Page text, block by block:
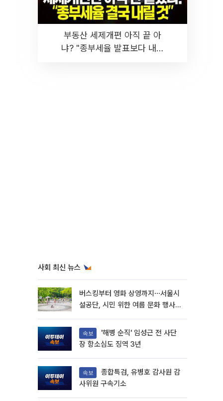
부동산 세제개편 아직 끝 아
냐? "종부세율 발표보다 내릴
사회 최신 뉴스
버스킹부터 영화 상영까지⋯서울시
설공단, 시민 위한 여름 문화 행사
속보
장 항소심도 징역 3년
속보
사위원 구속기소